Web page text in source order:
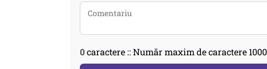
0caractere :: Număr maxim de caractere 1000